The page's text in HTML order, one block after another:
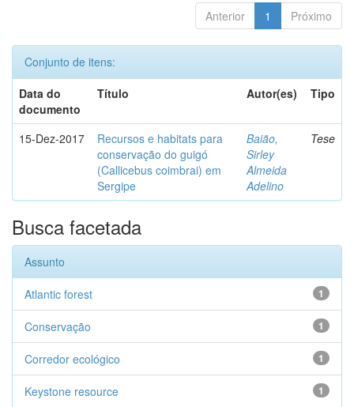
Anterior 1 Próximo
Conjunto de itens:
Data do
documento
Título Autor(es) Tipo
15-Dez-2017
Recursos e habitats para
conservação do guigó
(Callicebus coimbrai) em
Sergipe
Baião,
Sirley
Almeida
Adelino
Tese
Busca facetada
Assunto
1
Atlantic forest
1
Conservação
1
Corredor ecológico
1
Keystone resource